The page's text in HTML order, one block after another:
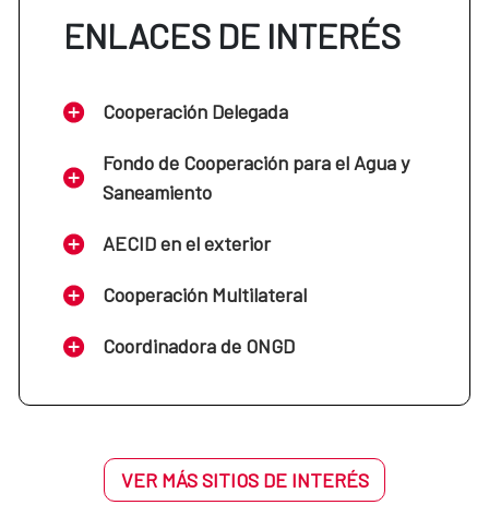
ENLACES DE INTERÉS
Cooperación Delegada
Fondo de Cooperación para el Agua y
Saneamiento
AECID en el exterior
Cooperación Multilateral
Coordinadora de ONGD
VER MÁS SITIOS DE INTERÉS